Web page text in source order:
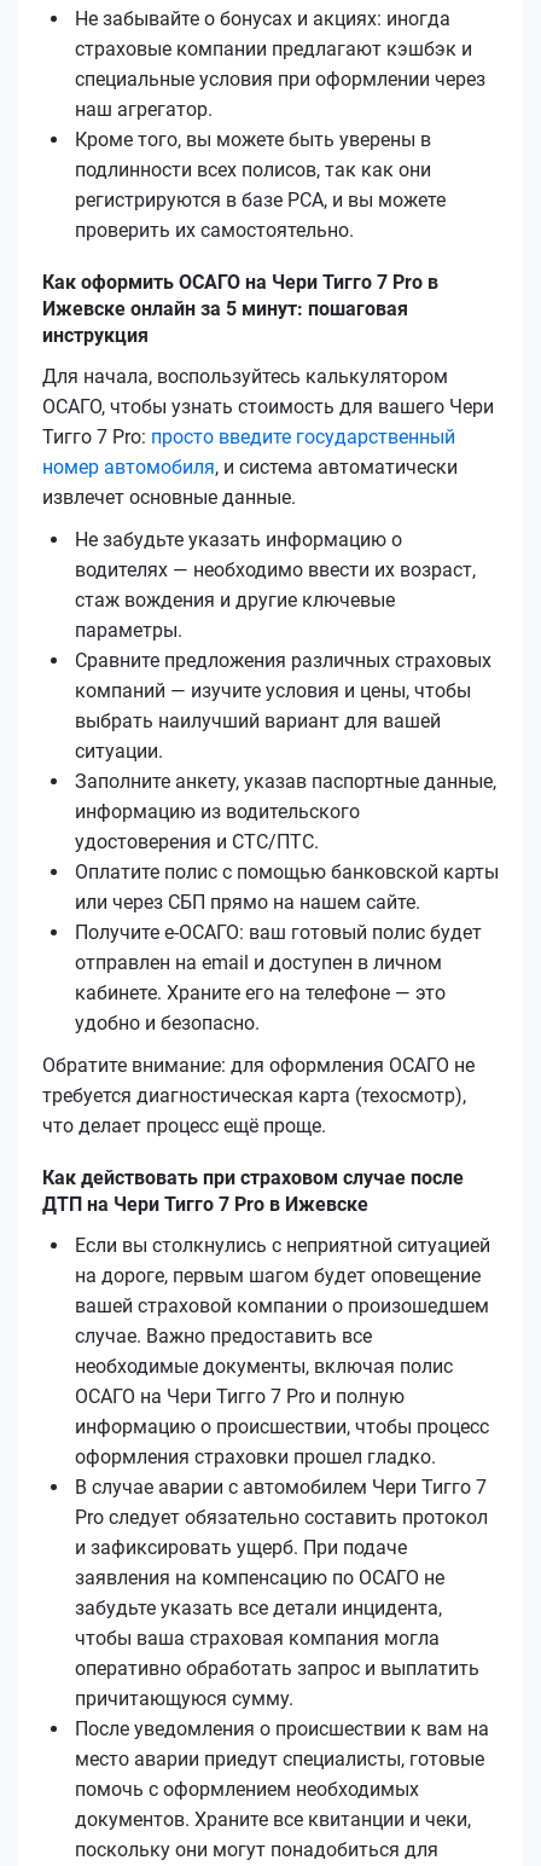
Не забывайте о бонусах и акциях: иногда
страховые компании предлагают кэшбэк и
специальные условия при оформлении через
наш агрегатор.
Кроме того, вы можете быть уверены в
подлинности всех полисов, так как они
регистрируются в базе РСА, и вы можете
проверить их самостоятельно.
Как оформить ОСАГО на Чери Тигго 7 Pro в
Ижевске онлайн за 5 минут: пошаговая
инструкция
Для начала, воспользуйтесь калькулятором
ОСАГО, чтобы узнать стоимость для вашего Чери
Тигго 7 Pro: просто введите государственный
номер автомобиля, и система автоматически
извлечет основные данные.
Не забудьте указать информацию о
водителях — необходимо ввести их возраст,
стаж вождения и другие ключевые
параметры.
Сравните предложения различных страховых
компаний — изучите условия и цены, чтобы
выбрать наилучший вариант для вашей
ситуации.
Заполните анкету, указав паспортные данные,
информацию из водительского
удостоверения и СТС/ПТС.
Оплатите полис с помощью банковской карты
или через СБП прямо на нашем сайте.
Получите е‑ОСАГО: ваш готовый полис будет
отправлен на email и доступен в личном
кабинете. Храните его на телефоне — это
удобно и безопасно.
Обратите внимание: для оформления ОСАГО не
требуется диагностическая карта (техосмотр),
что делает процесс ещё проще.
Как действовать при страховом случае после
ДТП на Чери Тигго 7 Pro в Ижевске
Если вы столкнулись с неприятной ситуацией
на дороге, первым шагом будет оповещение
вашей страховой компании о произошедшем
случае. Важно предоставить все
необходимые документы, включая полис
ОСАГО на Чери Тигго 7 Pro и полную
информацию о происшествии, чтобы процесс
оформления страховки прошел гладко.
В случае аварии с автомобилем Чери Тигго 7
Pro следует обязательно составить протокол
и зафиксировать ущерб. При подаче
заявления на компенсацию по ОСАГО не
забудьте указать все детали инцидента,
чтобы ваша страховая компания могла
оперативно обработать запрос и выплатить
причитающуюся сумму.
После уведомления о происшествии к вам на
место аварии приедут специалисты, готовые
помочь с оформлением необходимых
документов. Храните все квитанции и чеки,
поскольку они могут понадобиться для